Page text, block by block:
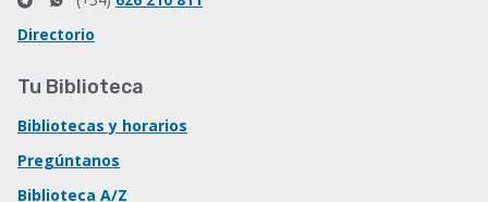
Directorio
Tu Biblioteca
Bibliotecas y horarios
Pregúntanos
Biblioteca A/Z